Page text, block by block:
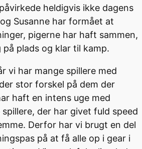
heldigvis ikke dagens
Susanne har formået at
pigerne har haft sammen,
plads og klar til kamp.
vi har mange spillere med
stor forskel på dem der
haft en intens uge med
der har givet fuld speed
Derfor har vi brugt en del
på at få alle op i gear i